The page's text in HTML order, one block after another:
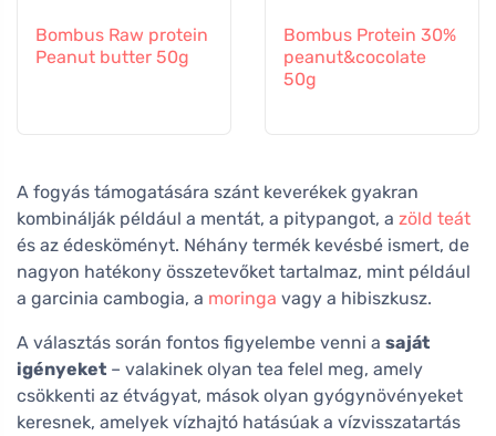
Bombus Raw protein
Peanut butter 50g
Bombus Protein 30%
peanut&cocolate
50g
A fogyás támogatására szánt keverékek gyakran
kombinálják például a mentát, a pitypangot, a zöld teát
és az édesköményt. Néhány termék kevésbé ismert, de
nagyon hatékony összetevőket tartalmaz, mint például
a garcinia cambogia, a moringa vagy a hibiszkusz.
A választás során fontos figyelembe venni a saját
igényeket – valakinek olyan tea felel meg, amely
csökkenti az étvágyat, mások olyan gyógynövényeket
keresnek, amelyek vízhajtó hatásúak a vízvisszatartás